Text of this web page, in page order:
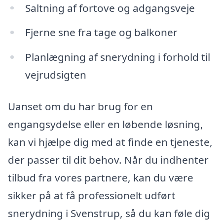
Saltning af fortove og adgangsveje
Fjerne sne fra tage og balkoner
Planlægning af snerydning i forhold til
vejrudsigten
Uanset om du har brug for en
engangsydelse eller en løbende løsning,
kan vi hjælpe dig med at finde en tjeneste,
der passer til dit behov. Når du indhenter
tilbud fra vores partnere, kan du være
sikker på at få professionelt udført
snerydning i Svenstrup, så du kan føle dig